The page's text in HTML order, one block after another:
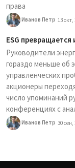
права
Иванов Петр 13 окт,
ESG
Руководители
гораздо меньше об
управленческих
акционеры
число упоминаний
конференциях с
Иванов Петр 30 сен,